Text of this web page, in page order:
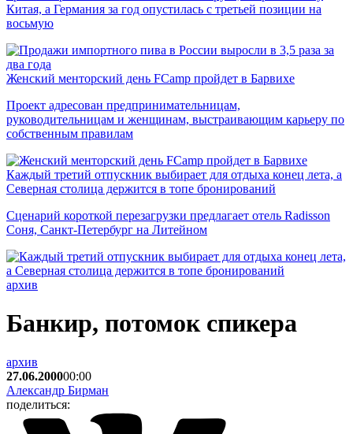
Китая, а Германия за год опустилась с третьей позиции на
восьмую
Женский менторский день FCamp пройдет в Барвихе
Проект адресован предпринимательницам,
руководительницам и женщинам, выстраивающим карьеру по
собственным правилам
Каждый третий отпускник выбирает для отдыха конец лета, а
Северная столица держится в топе бронирований
Сценарий короткой перезагрузки предлагает отель Radisson
Соня, Санкт-Петербург на Литейном
архив
Банкир, потомок спикера
архив
27.06.200000:00
Александр Бирман
поделиться: